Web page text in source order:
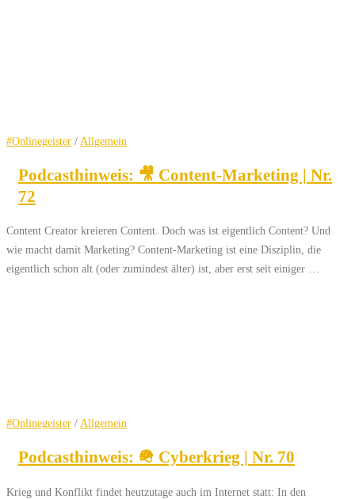
#Onlinegeister / Allgemein
Podcasthinweis: 🎥 Content-Marketing | Nr.
72
Content Creator kreieren Content. Doch was ist eigentlich Content? Und
wie macht damit Marketing? Content-Marketing ist eine Disziplin, die
eigentlich schon alt (oder zumindest älter) ist, aber erst seit einiger …
#Onlinegeister /Allgemein
Podcasthinweis: 🪖 Cyberkrieg | Nr. 70
Krieg und Konflikt findet heutzutage auch im Internet statt: In den